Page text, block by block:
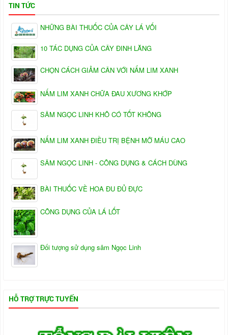
TIN TỨC
NHỮNG BÀI THUỐC CỦA CÂY LÁ VỐI
10 TÁC DỤNG CỦA CÂY ĐINH LĂNG
CHỌN CÁCH GIẢM CÂN VỚI NẤM LIM XANH
NẤM LIM XANH CHỮA ĐAU XƯƠNG KHỚP
SÂM NGỌC LINH KHÔ CÓ TỐT KHÔNG
NẤM LIM XANH ĐIỀU TRỊ BỆNH MỠ MÁU CAO
SÂM NGỌC LINH - CÔNG DỤNG & CÁCH DÙNG
BÀI THUỐC VỀ HOA ĐU ĐỦ ĐỰC
CÔNG DỤNG CỦA LÁ LỐT
Đối tượng sử dụng sâm Ngọc Linh
HỖ TRỢ TRỰC TUYẾN